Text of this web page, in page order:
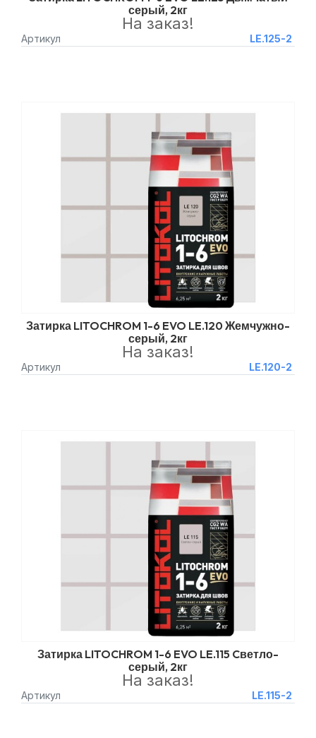
серый, 2кг
Артикул LE.125-2
На заказ!
Затирка LITOCHROM 1-6 EVO LE.120 Жемчужно-
серый, 2кг
Артикул LE.120-2
На заказ!
Затирка LITOCHROM 1-6 EVO LE.115 Cветло-
серый, 2кг
Артикул LE.115-2
На заказ!